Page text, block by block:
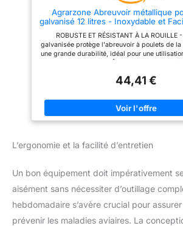
Agrarzone Abreuvoir métallique
galvanisé 12 litres - Inoxydable et
Abreuvoir pour Poules, Canards
ROBUSTE ET RÉSISTANT À LA ROUILLE
galvanisée protège l'abreuvoir à poulets de la
une grande durabilité, idéal pour une
inoxydable reste stable et ne bascule pas.
approvisionnement fiable en eau pour les
les oies et autres volailles. REMPLISSAGE
bouchon de fond pratique permet un
est ainsi hygiéniquement propre et prête
44,41 €
L’ergonomie et la facilité d’entretien
Un bon équipement doit impérativement
aisément sans nécessiter d’outillage
hebdomadaire s’avère crucial pour
prévenir les maladies aviaires. La